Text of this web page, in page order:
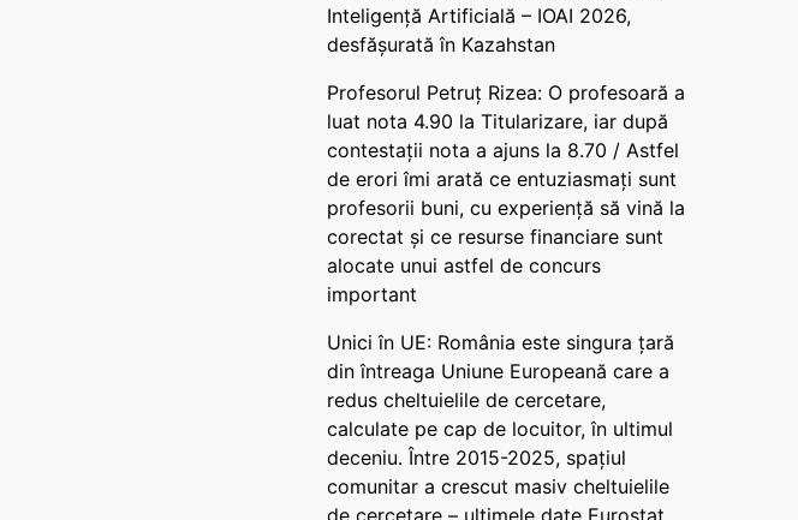
Inteligență Artificială – IOAI 2026,
desfășurată în Kazahstan
Profesorul Petruț Rizea: O profesoară a
luat nota 4.90 la Titularizare, iar după
contestații nota a ajuns la 8.70 / Astfel
de erori îmi arată ce entuziasmați sunt
profesorii buni, cu experiență să vină la
corectat și ce resurse financiare sunt
alocate unui astfel de concurs
important
Unici în UE: România este singura țară
din întreaga Uniune Europeană care a
redus cheltuielile de cercetare,
calculate pe cap de locuitor, în ultimul
deceniu. Între 2015-2025, spațiul
comunitar a crescut masiv cheltuielile
de cercetare – ultimele date Eurostat